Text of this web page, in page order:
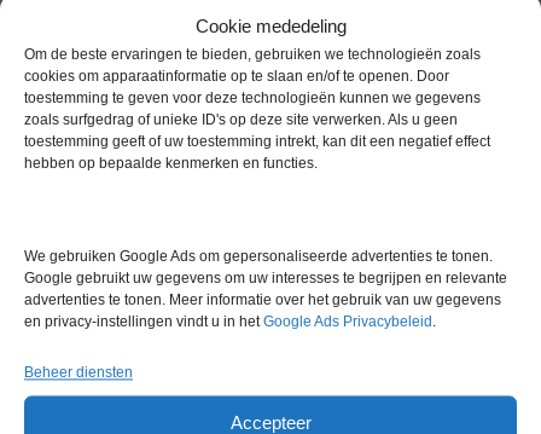
Cookie mededeling
Om de beste ervaringen te bieden, gebruiken we technologieën zoals
cookies om apparaatinformatie op te slaan en/of te openen. Door
toestemming te geven voor deze technologieën kunnen we gegevens
zoals surfgedrag of unieke ID's op deze site verwerken. Als u geen
toestemming geeft of uw toestemming intrekt, kan dit een negatief effect
hebben op bepaalde kenmerken en functies.
We gebruiken Google Ads om gepersonaliseerde advertenties te tonen.
Google gebruikt uw gegevens om uw interesses te begrijpen en relevante
advertenties te tonen. Meer informatie over het gebruik van uw gegevens
en privacy-instellingen vindt u in hetGoogle Ads Privacybeleid .
Beheer diensten
Accepteer
Gerelateerde producten
Voorraad